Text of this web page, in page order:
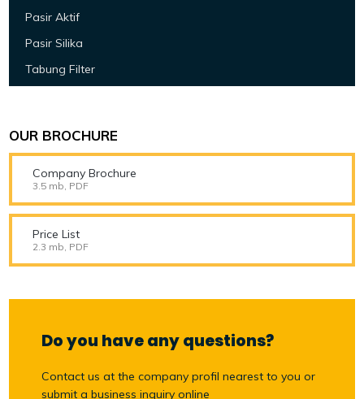
Pasir Aktif
Pasir Silika
Tabung Filter
OUR BROCHURE
Company Brochure
3.5 mb, PDF
Price List
2.3 mb, PDF
Do you have any questions?
Contact us at the company profil nearest to you or
submit a business inquiry online